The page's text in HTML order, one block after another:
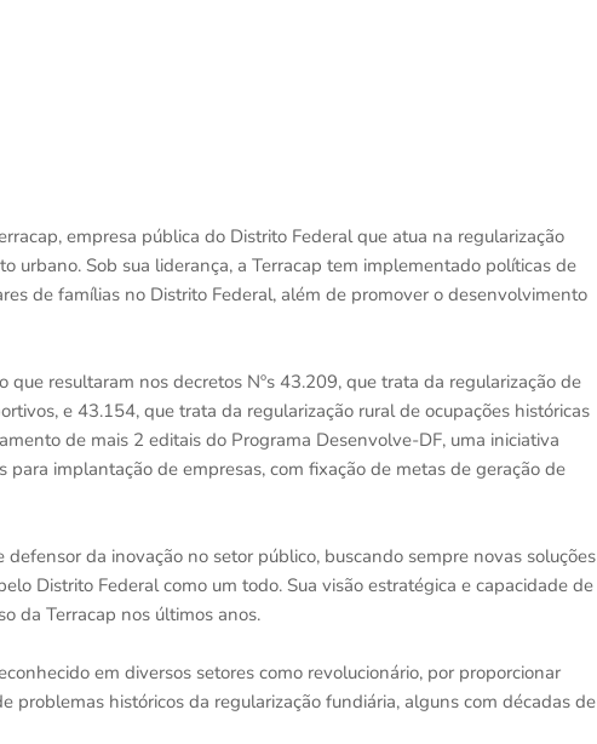
empresa pública do Distrito Federal que atua na regularização
urbano. Sob sua liderança, a Terracap tem implementado políticas de
de famílias no Distrito Federal, além de promover o desenvolvimento
resultaram nos decretos Nºs 43.209, que trata da regularização de
e 43.154, que trata da regularização rural de ocupações históricas
de mais 2 editais do Programa Desenvolve-DF, uma iniciativa
implantação de empresas, com fixação de metas de geração de
da inovação no setor público, buscando sempre novas soluções
Distrito Federal como um todo. Sua visão estratégica e capacidade de
da Terracap nos últimos anos.
em diversos setores como revolucionário, por proporcionar
problemas históricos da regularização fundiária, alguns com décadas de